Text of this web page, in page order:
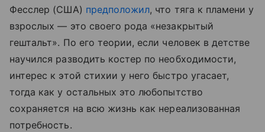
Фесслер (США) предположил, что тяга к пламени у
взрослых — это своего рода «незакрытый
гештальт». По его теории, если человек в детстве
научился разводить костер по необходимости,
интерес к этой стихии у него быстро угасает,
тогда как у остальных это любопытство
сохраняется на всю жизнь как нереализованная
потребность.